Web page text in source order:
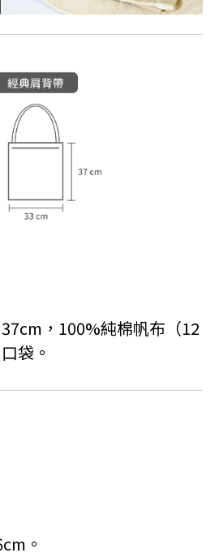
，100%純棉帆布（12
袋。
。